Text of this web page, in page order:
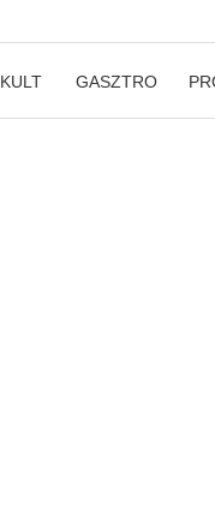
KULT GASZTRO